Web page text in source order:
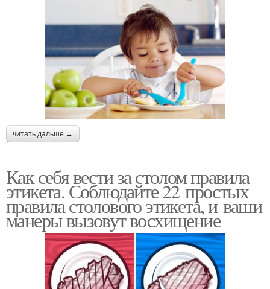
читать дальше →
Как себя вести за столом правила
этикета. Соблюдайте 22 простых
правила столового этикета, и ваши
манеры вызовут восхищение